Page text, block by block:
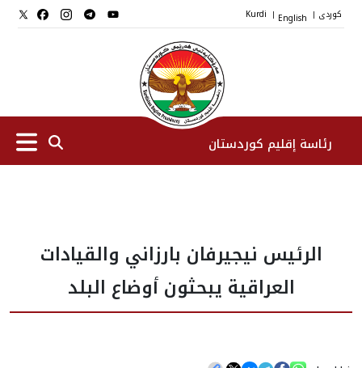
کوردی |
English
|
Kurdi
رئاسة إقليم كوردستان
نواب الرئيس
طاقم الرئاسة
المؤسسات
الرئيس نيجيرفان بارزاني والقيادات
العراقية يبحثون أوضاع البلد